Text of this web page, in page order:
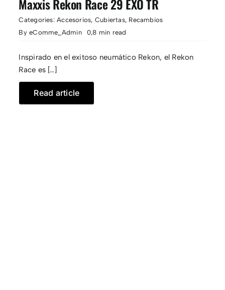
CONTACTO
Maxxis Rekon Race 29 EXO TR
Categories:Accesorios, Cubiertas, Recambios
ByeComme_Admin 0,8 min read
Inspirado en el exitoso neumático Rekon, el Rekon
Race es […]
Read article